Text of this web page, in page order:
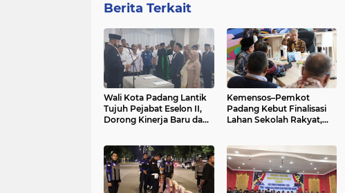
Berita Terkait
Wali Kota Padang Lantik
Tujuh Pejabat Eselon II,
Dorong Kinerja Baru dan
Kemensos–Pemkot
Padang Kebut Finalisasi
Lahan Sekolah Rakyat,